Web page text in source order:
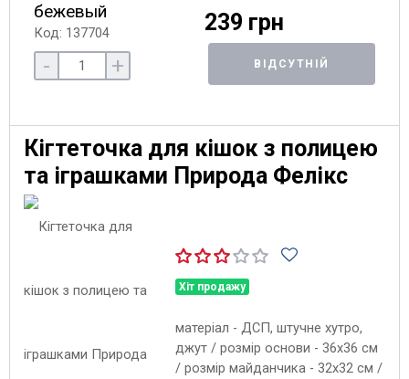
бежевый
Код: 137704 239 грн
- + ВІДСУТНІЙ
Кігтеточка для кішок з полицею
та іграшками Природа Фелікс
Хіт продажу
матеріал - ДСП, штучне хутро,
джут / розмір основи - 36х36 см
/ розмір майданчика - 32х32 см /